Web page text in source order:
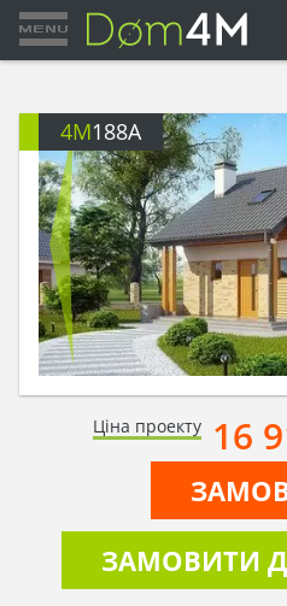
4M188A
Ціна проекту 16
ЗАМОВИТИ